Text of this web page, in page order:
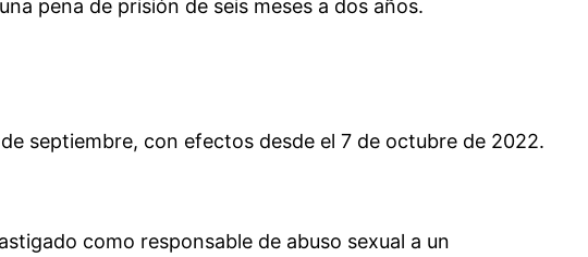
pena de prisión de seis meses a dos años.
septiembre, con efectos desde el 7 de octubre de 2022.
como responsable de abuso sexual a un